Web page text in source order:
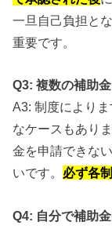
一旦自己負担と
重要です。
Q3: 複数の補助
A3: 制度により
なケースもあり
金を申請できな
いです。 必ず各
Q4: 自分で補助